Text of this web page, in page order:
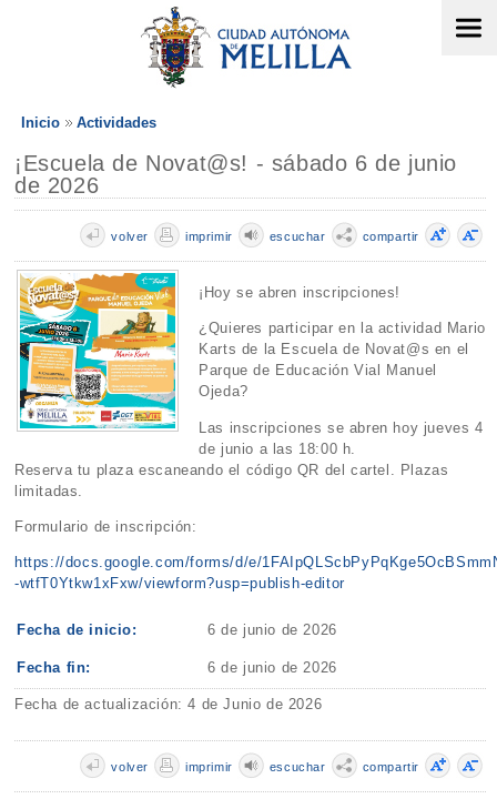
Inicio Actividades
¡Escuela de Novat@s! - sábado 6 de junio
de 2026
compartir
escuchar
imprimir
volver
¡Hoy se abren inscripciones!
¿Quieres participar en la actividad Mario
Karts de la Escuela de Novat@s en el
Parque de Educación Vial Manuel
Ojeda?
Las inscripciones se abren hoy jueves 4
de junio a las 18:00 h.
Reserva tu plaza escaneando el código QR del cartel. Plazas
limitadas.
Formulario de inscripción:
https://docs.google.com/forms/d/e/
-wtfT0Ytkw1xFxw/viewform?usp=publish-editor
Fecha de inicio: 6 de junio de 2026
Fecha fin: 6 de junio de 2026
Fecha de actualización: 4 de Junio de 2026
compartir
escuchar
imprimir
volver